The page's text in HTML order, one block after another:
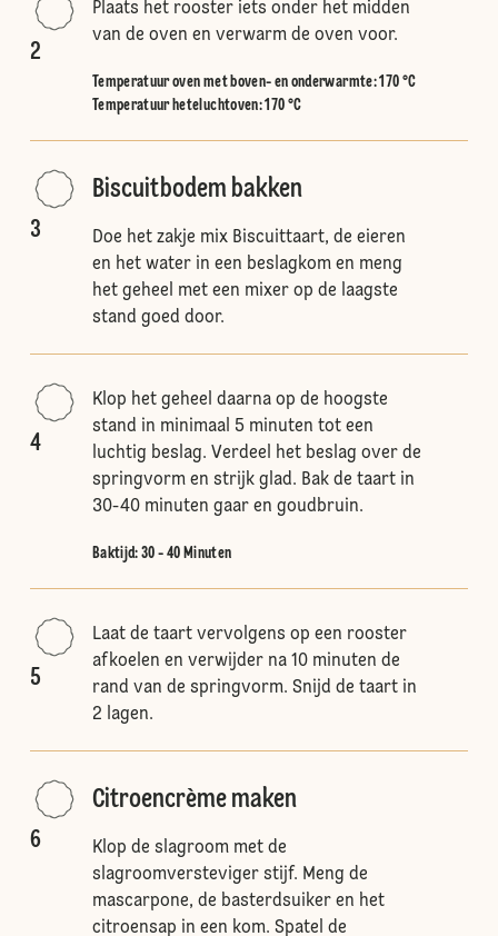
2
Plaats het rooster iets onder het midden
van de oven en verwarm de oven voor.
Temperatuur oven met boven- en onderwarmte:170 °C
Temperatuur heteluchtoven:170 °C
3
Biscuitbodem bakken
Doe het zakje mix Biscuittaart, de eieren
en het water in een beslagkom en meng
het geheel met een mixer op de laagste
stand goed door.
4
Klop het geheel daarna op de hoogste
stand in minimaal 5 minuten tot een
luchtig beslag. Verdeel het beslag over de
springvorm en strijk glad. Bak de taart in
30-40 minuten gaar en goudbruin.
Baktijd: 30 - 40 Minuten
5
Laat de taart vervolgens op een rooster
afkoelen en verwijder na 10 minuten de
rand van de springvorm. Snijd de taart in
2 lagen.
6
Citroencrème maken
Klop de slagroom met de
slagroomversteviger stijf. Meng de
mascarpone, de basterdsuiker en het
citroensap in een kom. Spatel de